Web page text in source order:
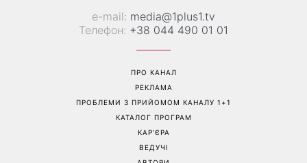
е-mail: media@1plus1.tv
Телефон: +38 044 490 01 01
ПРО КАНАЛ
РЕКЛАМА
ПРОБЛЕМИ З ПРИЙОМОМ КАНАЛУ 1+1
КАТАЛОГ ПРОГРАМ
КАР’ЄРА
ВЕДУЧІ